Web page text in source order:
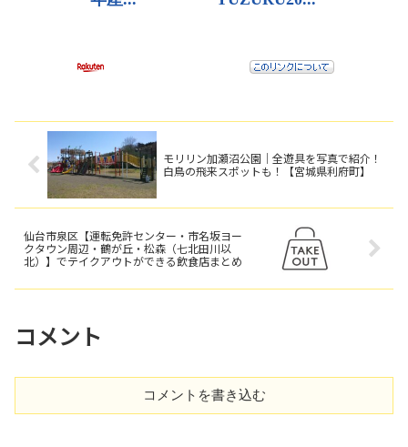
モリリン加瀬沼公園｜全遊具を写真で紹介！
白鳥の飛来スポットも！【宮城県利府町】
仙台市泉区【運転免許センター・市名坂ヨー
クタウン周辺・鶴が丘・松森（七北田川以
北）】でテイクアウトができる飲食店まとめ
コメント
コメントを書き込む